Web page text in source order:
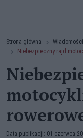
Strona główna
Wiadomości
Niebezpieczny rajd
Data publikacji: 01 czerwca